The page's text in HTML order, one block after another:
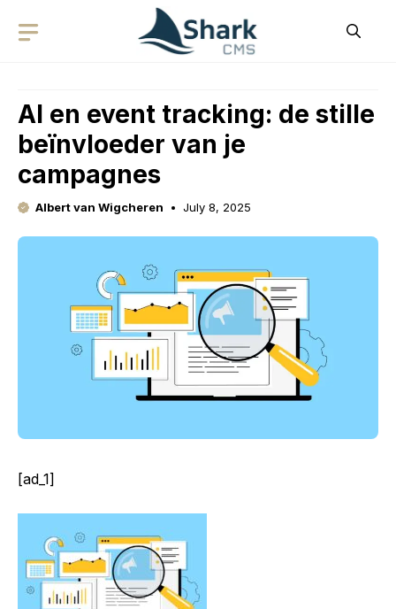
AI en event tracking: de stille
beïnvloeder van je
campagnes
Albert van Wigcheren July 8, 2025
[ad_1]